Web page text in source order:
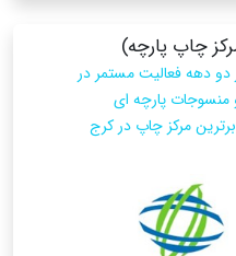
چاپ پارچه)
دو دهه فعالیت مستمر در
پارچه ای
مرکز چاپ در کرج